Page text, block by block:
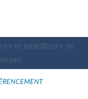
et expéditeurs de